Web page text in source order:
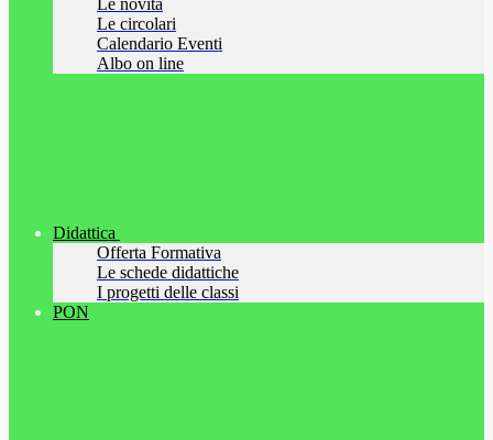
Le novità
Le circolari
Calendario Eventi
Albo on line
Didattica
Offerta Formativa
Le schede didattiche
I progetti delle classi
PON